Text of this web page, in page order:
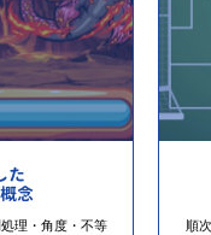
た
念
理・角度・不等
順